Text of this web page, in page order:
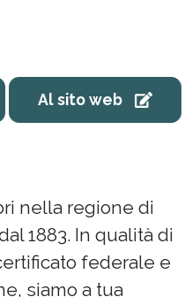
Al sito web
nella regione di
1883. In qualità di
federale e
siamo a tua